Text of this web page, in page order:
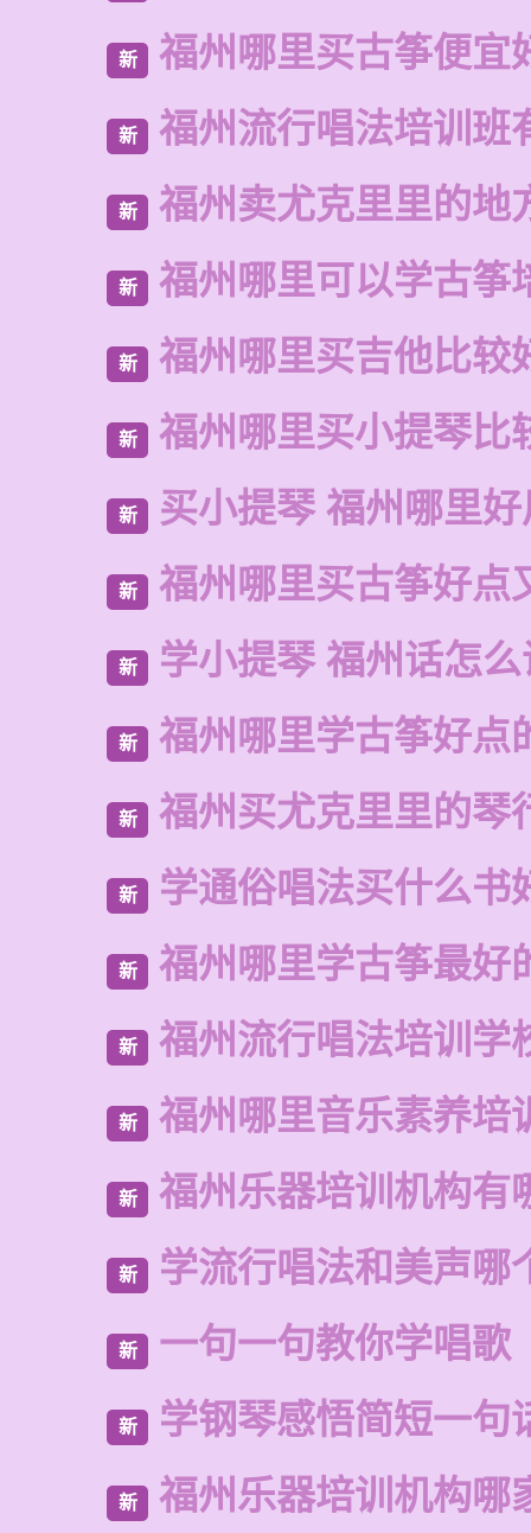
新 福州哪里买古筝便宜
新 福州流行唱法培训班
新 福州卖尤克里里的地
新 福州哪里可以学古筝
新 福州哪里买吉他比较
新 福州哪里买小提琴比
新 买小提琴 福州哪里
新 福州哪里买古筝好点
新 学小提琴 福州话怎
新 福州哪里学古筝好点
新 福州买尤克里里的琴
新 学通俗唱法买什么书
新 福州哪里学古筝最好
新 福州流行唱法培训学
新 福州哪里音乐素养培
新 福州乐器培训机构有
新 学流行唱法和美声哪
新 一句一句教你学唱歌
新 学钢琴感悟简短一句
新 福州乐器培训机构哪